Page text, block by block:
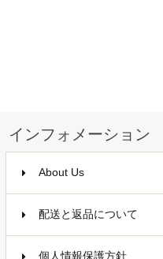
インフォメーション
About Us
配送と返品について
個人情報保護方針